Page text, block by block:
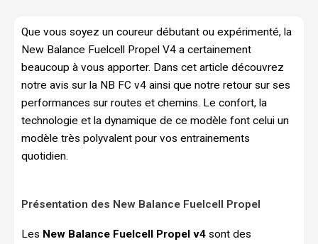
Que vous soyez un coureur débutant ou expérimenté, la
New Balance Fuelcell Propel V4 a certainement
beaucoup à vous apporter. Dans cet article découvrez
notre avis sur la NB FC v4 ainsi que notre retour sur ses
performances sur routes et chemins. Le confort, la
technologie et la dynamique de ce modèle font celui un
modèle très polyvalent pour vos entrainements
quotidien.
Présentation des New Balance Fuelcell Propel
Les New Balance Fuelcell Propel v4 sont des